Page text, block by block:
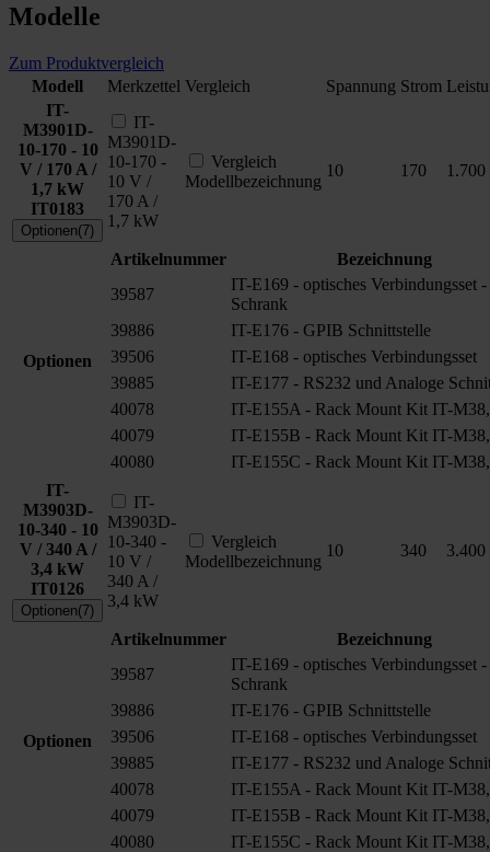
Modelle
Zum Produktvergleich
Modell
Merkzettel Vergleich Spannung Strom
IT-
M3901D-
10-170 - 10
V / 170 A /
1,7 kW
IT0183
Optionen(7)
IT-
M3901D-
10-170 -
10 V /
170 A /
1,7 kW
Vergleich
Modellbezeichnung
10 170 1.700
Optionen
Artikelnummer
Bezeichnung
39587
IT-E169 - optisches Verbindungsset -
Schrank
39886
IT-E176 - GPIB Schnittstelle
39506
IT-E168 - optisches Verbindungsset
39885
IT-E177 - RS232 und Analoge
40078
IT-E155A - Rack Mount Kit IT-
40079
IT-E155B - Rack Mount Kit IT-
40080
IT-E155C - Rack Mount Kit IT-
IT-
M3903D-
10-340 - 10
V / 340 A /
3,4 kW
IT0126
Optionen(7)
IT-
M3903D-
10-340 -
10 V /
340 A /
3,4 kW
Vergleich
Modellbezeichnung
10 340 3.400
Optionen
Artikelnummer
Bezeichnung
39587
IT-E169 - optisches Verbindungsset -
Schrank
39886
IT-E176 - GPIB Schnittstelle
39506
IT-E168 - optisches Verbindungsset
39885
IT-E177 - RS232 und Analoge
40078
IT-E155A - Rack Mount Kit IT-
40079
IT-E155B - Rack Mount Kit IT-
40080
IT-E155C - Rack Mount Kit IT-